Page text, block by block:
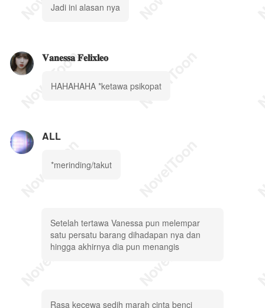
Jadi ini alasan nya
𝐕𝐚𝐧𝐞𝐬𝐬𝐚 𝐅𝐞𝐥𝐢𝐱𝐥𝐞𝐨
HAHAHAHA *ketawa psikopat
ALL
*merinding/takut
Setelah tertawa Vanessa pun melempar
satu persatu barang dihadapan nya dan
hingga akhirnya dia pun menangis
Rasa kecewa sedih marah cinta benci